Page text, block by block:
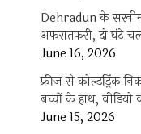
Dehradun के
अफरातफरी, दो घंटे
June 16, 2026
फ्रीज से कोल्डड्रिंक
बच्चों के हाथ, वीडियो
June 15, 2026